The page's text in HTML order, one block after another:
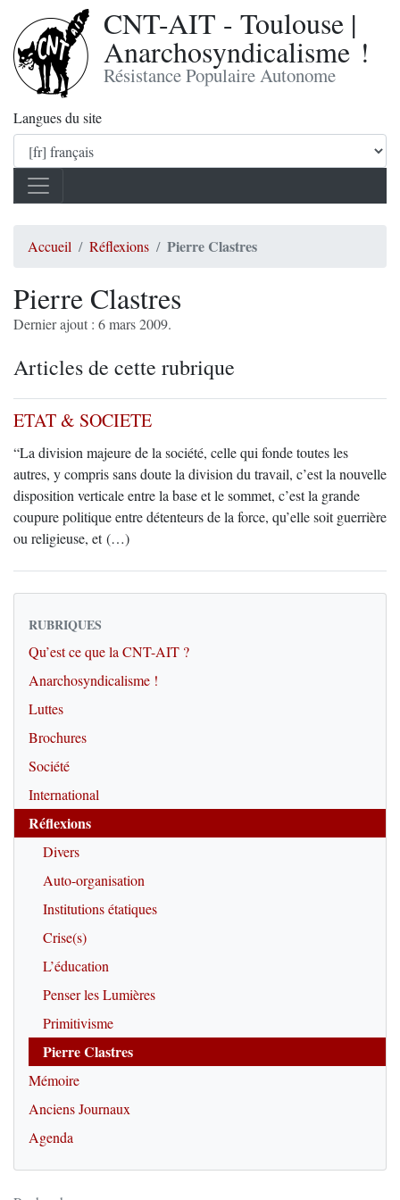
CNT-AIT - Toulouse |
Anarchosyndicalisme !
Résistance Populaire Autonome
Langues du site
Accueil Réflexions Pierre Clastres
Pierre Clastres
Dernier ajout : 6 mars 2009.
Articles de cette rubrique
ETAT & SOCIETE
“La division majeure de la société, celle qui fonde toutes les
autres, y compris sans doute la division du travail, c’est la nouvelle
disposition verticale entre la base et le sommet, c’est la grande
coupure politique entre détenteurs de la force, qu’elle soit guerrière
ou religieuse, et (…)
RUBRIQUES
Qu’est ce que la CNT-AIT ?
Anarchosyndicalisme !
Luttes
Brochures
Société
International
Réflexions
Divers
Auto-organisation
Institutions étatiques
Crise(s)
L’éducation
Penser les Lumières
Primitivisme
Pierre Clastres
Mémoire
Anciens Journaux
Agenda